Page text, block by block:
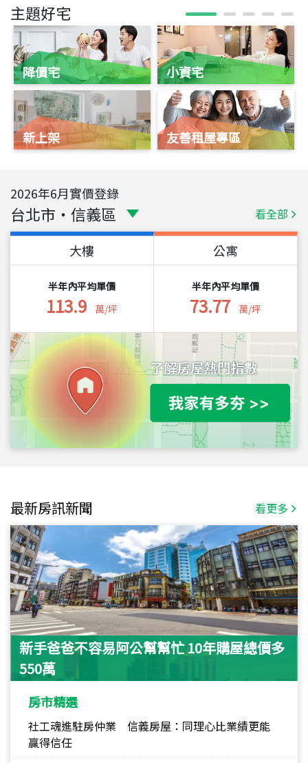
主題好宅
降價宅
新上架
小資宅
友善租屋專區
2026年6月實價登錄
台北市 ・ 信義區 看全部
大樓
半年內平均單價
113.9 萬/坪
公寓
半年內平均單價
73.77 萬/坪
最新房訊新聞 看更多
新手爸爸不容易阿公幫幫忙 10年購屋總價多
550萬
房市精選
社工魂進駐房仲業 信義房屋：同理心比業績更能
贏得信任